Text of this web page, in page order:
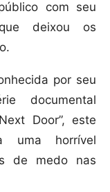
com seu
deixou os
por seu
documental
Door”, este
uma horrível
de medo nas